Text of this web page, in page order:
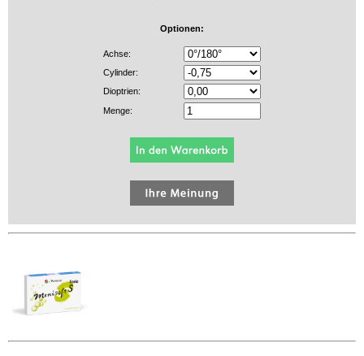
Optionen:
Achse:
Cylinder:
Dioptrien:
Menge: